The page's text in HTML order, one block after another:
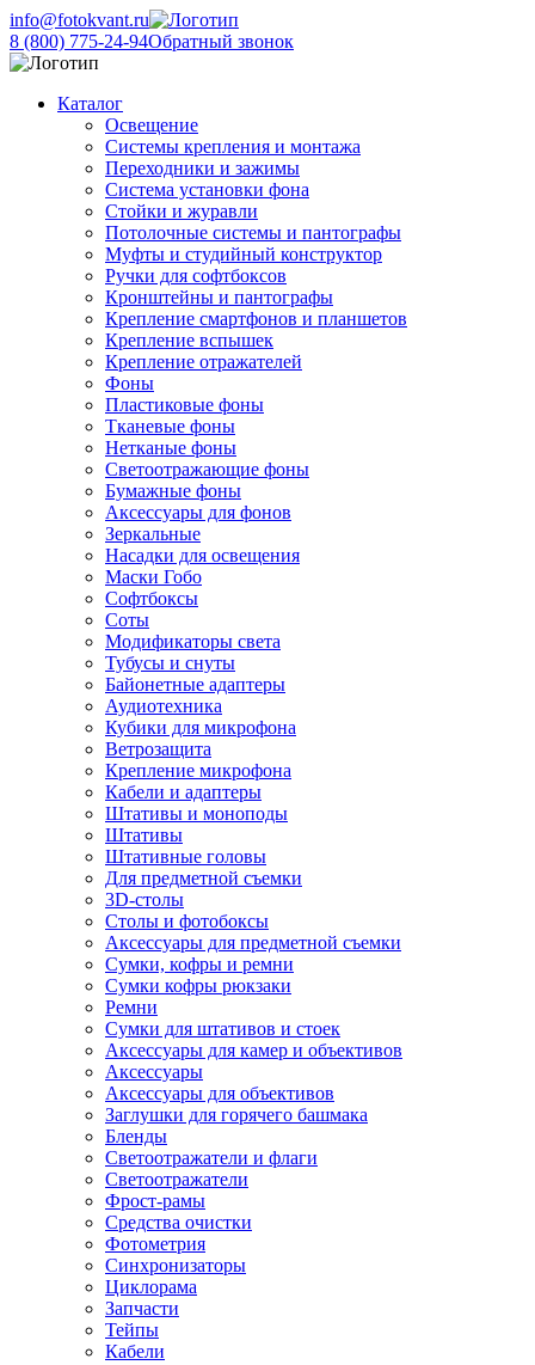
info@fotokvant.ru
8 (800) 775-24-94Обратный звонок
Каталог
Освещение
Системы крепления и монтажа
Переходники и зажимы
Система установки фона
Стойки и журавли
Потолочные системы и пантографы
Муфты и студийный конструктор
Ручки для софтбоксов
Кронштейны и пантографы
Крепление смартфонов и планшетов
Крепление вспышек
Крепление отражателей
Фоны
Пластиковые фоны
Тканевые фоны
Нетканые фоны
Светоотражающие фоны
Бумажные фоны
Аксессуары для фонов
Зеркальные
Насадки для освещения
Маски Гобо
Софтбоксы
Соты
Модификаторы света
Тубусы и снуты
Байонетные адаптеры
Аудиотехника
Кубики для микрофона
Ветрозащита
Крепление микрофона
Кабели и адаптеры
Штативы и моноподы
Штативы
Штативные головы
Для предметной съемки
3D-столы
Столы и фотобоксы
Аксессуары для предметной съемки
Сумки, кофры и ремни
Сумки кофры рюкзаки
Ремни
Сумки для штативов и стоек
Аксессуары для камер и объективов
Аксессуары
Аксессуары для объективов
Заглушки для горячего башмака
Бленды
Светоотражатели и флаги
Светоотражатели
Фрост-рамы
Средства очистки
Фотометрия
Синхронизаторы
Циклорама
Запчасти
Тейпы
Кабели